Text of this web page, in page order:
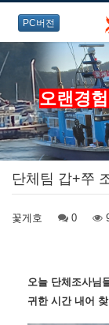
PC버전
오랜경
단체팀 갑+쭈
꽃게호 0
오늘 단체조사님
귀한 시간 내어